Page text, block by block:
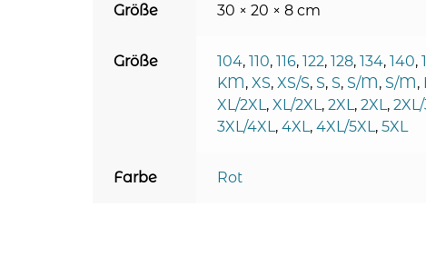
Größe 30 × 20 × 8 cm
Größe 104, 110, 116, 122, 128, 134, 140,
KM, XS, XS/S, S, S, S/M, S/M,
XL/2XL, XL/2XL, 2XL, 2XL,
3XL/4XL, 4XL, 4XL/5XL, 5XL
Farbe Rot